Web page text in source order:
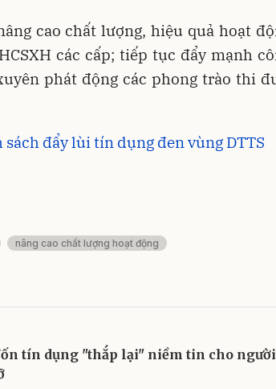
cao chất lượng, hiệu quả hoạt
các cấp; tiếp tục đẩy mạnh
phát động các phong trào thi
đẩy lùi tín dụng đen vùng DTTS
nâng cao chất lượng hoạt động
tín dụng "thắp lại" niềm tin cho